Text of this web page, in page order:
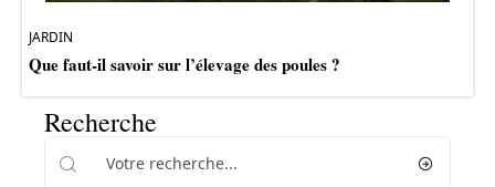
JARDIN
Que faut-il savoir sur l’élevage des poules ?
Recherche